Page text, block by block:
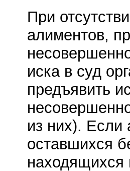
При
алиментов,
иска в суд
предъявить
из них). Если
оставшихся
находящихся